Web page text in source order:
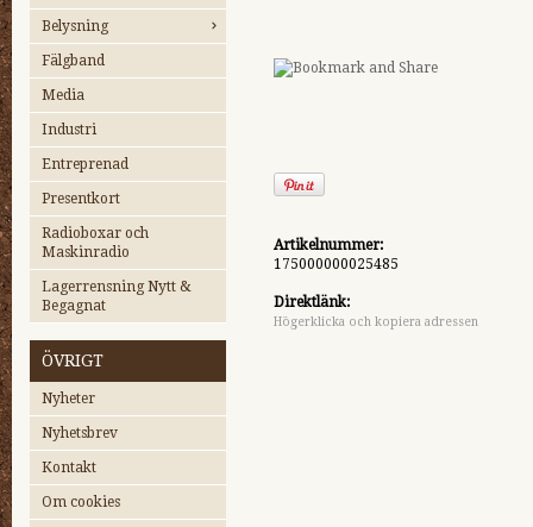
Belysning
Fälgband
Media
Industri
Entreprenad
Presentkort
Radioboxar och
Maskinradio
Lagerrensning Nytt &
Begagnat
ÖVRIGT
Nyheter
Nyhetsbrev
Kontakt
Om cookies
Artikelnummer:
175000000025485
Direktlänk:
Högerklicka och kopiera adressen